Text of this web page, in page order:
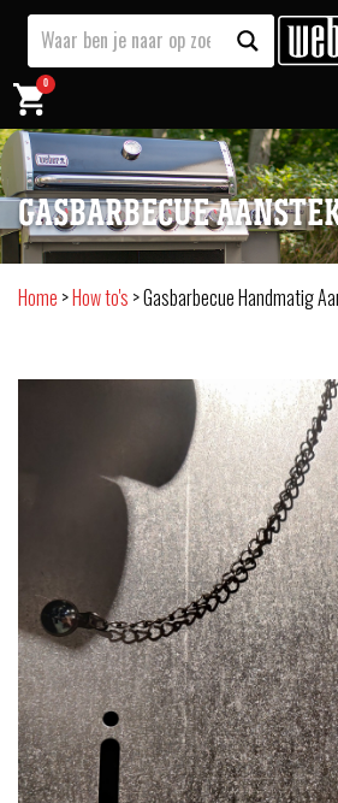
0
GASBARBECUE
Home >How to's >Gasbarbecue Handmatig